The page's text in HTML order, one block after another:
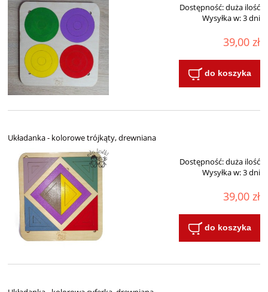
Dostępność:duża ilość
Wysyłka w:3 dni
39,00 zł
do koszyka
Układanka - kolorowe trójkąty, drewniana
Dostępność:duża ilość
Wysyłka w:3 dni
39,00 zł
do koszyka